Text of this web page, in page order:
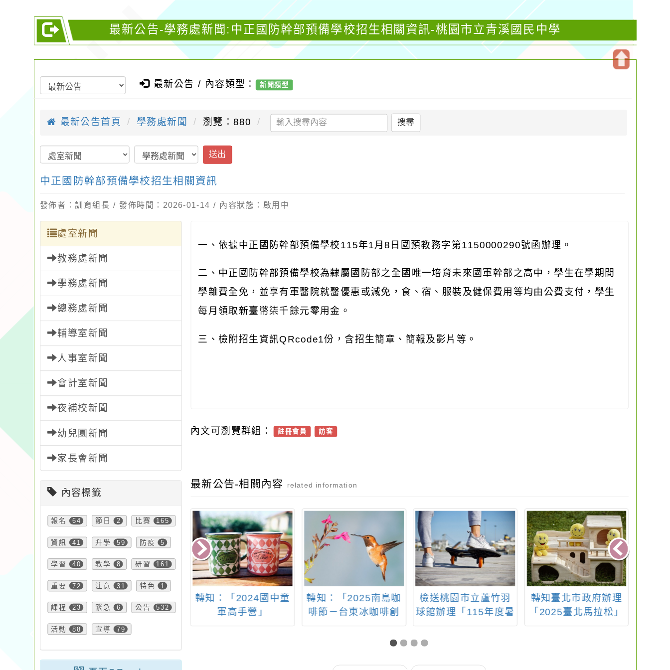
最新公告-學務處新聞:中正國防幹部預備學校招生相關資訊-桃園市立青溪國民中學
最新公告 / 內容類型： 新聞類型
最新公告首頁 學務處新聞 瀏覽：880 搜尋
送出
中正國防幹部預備學校招生相關資訊
發佈者：訓育組長 / 發佈時間：2026-01-14 / 內容狀態：啟用中
處室新聞
教務處新聞
學務處新聞
總務處新聞
輔導室新聞
人事室新聞
會計室新聞
夜補校新聞
幼兒園新聞
家長會新聞
內容標籤
報名 64 節日 2 比賽 165
資訊 41 升學 59 防疫 5
學習 40 教學 8 研習 161
重要 72 注意 31 特色 1
課程 23 緊急 6 公告 532
活動 88 宣導 79
一、依據中正國防幹部預備學校115年1月8 日國預教務字第1150000290號函辦理。
二、中正國防幹部預備學校為隸屬國防部之全國唯一培育未來國軍幹部之高中，學生在學期間
學雜費全免，並享有軍醫院就醫優惠或減免，食、宿、服裝及健保費用等均由公費支付，學生
每月領取新臺幣柒千餘元零用金。
三、檢附招生資訊QRcode1份，含招生簡章、簡報及影片等。
內文可瀏覽群組： 註冊會員 訪客
最新公告-相關內容 related information
辦理「115年
動會─市長盃
薩克斯風吹嘴設計概
念及手工修整技術課
轉知：「2024國中童
軍高手營」
轉知：「2025南島咖
啡節－台東冰咖啡創
意大師賽」
檢送桃園市立蘆竹羽
球館辦理「115年度暑
期營隊」DM1份，請
轉知臺北市政府辦理
「2025臺北馬拉松」
活動一案，請踴躍報